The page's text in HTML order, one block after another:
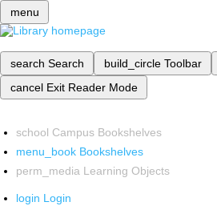
menu
search Search build_circle Toolbar
cancel Exit Reader Mode
school Campus Bookshelves
menu_book Bookshelves
perm_media Learning Objects
login Login